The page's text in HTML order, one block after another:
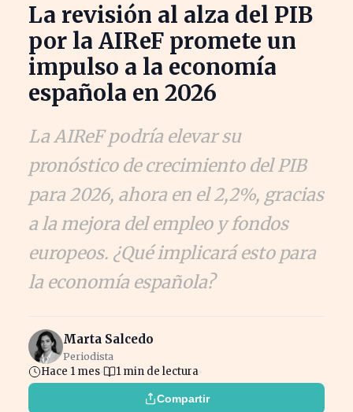
La revisión al alza del PIB
por la AIReF promete un
impulso a la economía
española en 2026
La AIReF podría elevar su
pronóstico de crecimiento del PIB
para 2026, ahora en el 2,2%, gracias
a la mejora del empleo y fondos
europeos. ¿Qué implicará esto para
la economía española?
Marta Salcedo
Periodista
Hace 1 mes 1 min de lectura
Compartir